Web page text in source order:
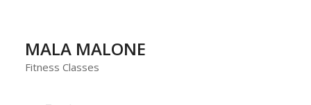
MALA MALONE
Fitness Classes